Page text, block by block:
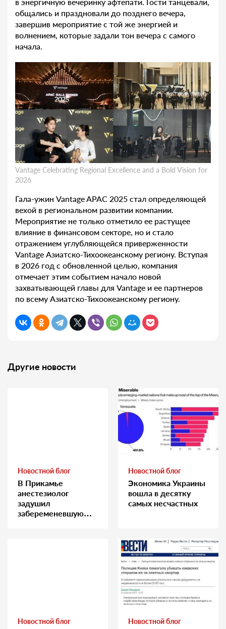
общались и праздновали до позднего вечера,
завершив мероприятие с той же энергией и
волнением, которые задали тон вечера с самого
начала.
Vantage Celebrating Regional Excellence and a Bold Vision for
2026
Гала-ужин Vantage APAC 2025 стал определяющей
вехой в региональном развитии компании.
Мероприятие не только отметило ее растущее
влияние в финансовом секторе, но и стало
отражением углубляющейся приверженности
Vantage Азиатско-Тихоокеанскому региону. Вступая
в 2026 год с обновленной целью, компания
отмечает этим событием начало новой
захватывающей главы для Vantage и ее партнеров
по всему Азиатско-Тихоокеанскому региону.
Другие новости
Новостной блог
В Прикамье
анестезиолог
задушил
забеременевшую
Новостной блог
Экономика Украины
вошла в десятку
самых несчастных
Новостной блог Новостной блог